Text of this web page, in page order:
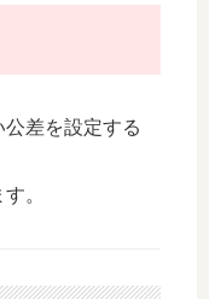
差を設定する
。